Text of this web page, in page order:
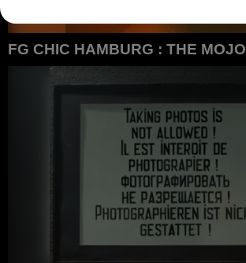
FG CHIC HAMBURG : THE MOJO
FG CHIC HAMBURG : The Mojo